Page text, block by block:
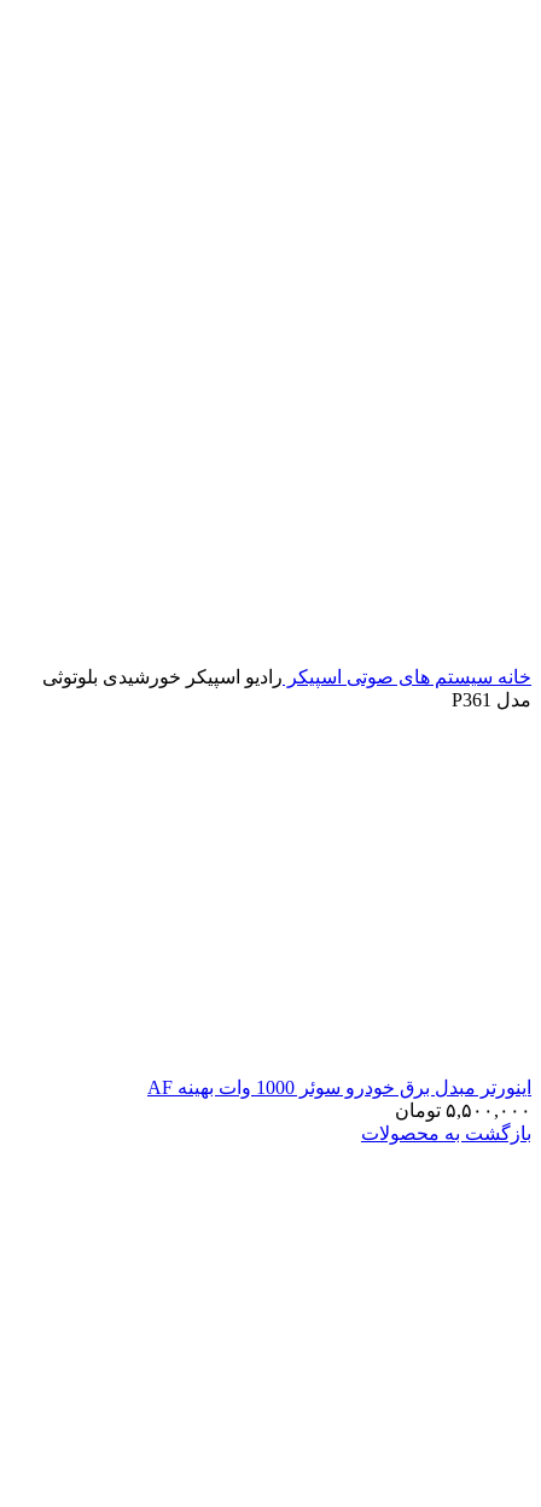
خانه سیستم های صوتی اسپیکر رادیو اسپیکر خورشیدی بلوتوثی
مدل P361
اینورتر مبدل برق خودرو سوئر 1000 وات بهینه AF
۵,۵۰۰,۰۰۰ تومان
بازگشت به محصولات